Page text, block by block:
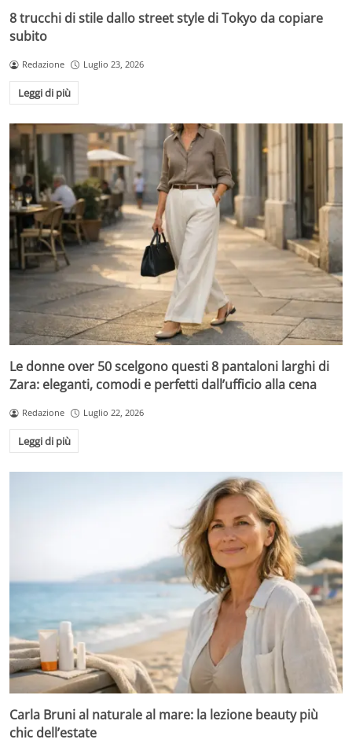
8 trucchi di stile dallo street style di Tokyo da copiare
subito
Redazione Luglio 23, 2026
Leggi di più
Le donne over 50 scelgono questi 8 pantaloni larghi di
Zara: eleganti, comodi e perfetti dall’ufficio alla cena
Redazione Luglio 22, 2026
Leggi di più
Carla Bruni al naturale al mare: la lezione beauty più
chic dell’estate